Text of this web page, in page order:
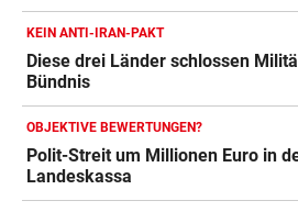
Diese Fehler kosten im
Vermögen
VIERER-TURNIER STARTET
Austria und SKN hoffen auf
ins CL-Playoff
KEIN ANTI-IRAN-PAKT
Diese drei Länder schlossen
Bündnis
OBJEKTIVE BEWERTUNGEN?
Polit-Streit um Millionen Euro in
Landeskassa